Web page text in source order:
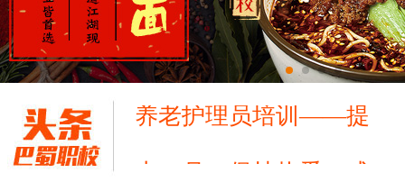
这个春天，以爱之名，
养老护理员培训——提